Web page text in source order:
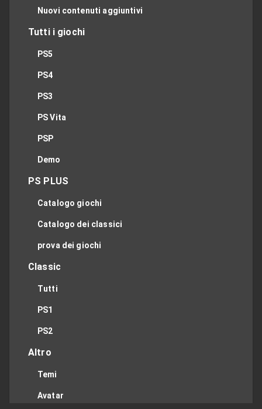
Nuovi contenuti aggiuntivi
Tutti i giochi
PS5
PS4
PS3
PS Vita
PSP
Demo
PS PLUS
Catalogo giochi
Catalogo dei classici
prova dei giochi
Classic
Tutti
PS1
PS2
Altro
Temi
Avatar